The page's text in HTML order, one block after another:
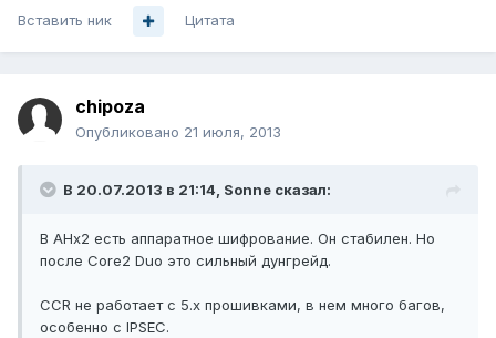
Вставить ник Цитата
chipoza
Опубликовано 21 июля, 2013
В 20.07.2013 в 21:14, Sonne сказал:
В AHx2 есть аппаратное шифрование. Он стабилен. Но
после Core2 Duo это сильный дунгрейд.
СCR не работает с 5.x прошивками, в нем много багов,
особенно с IPSEC.